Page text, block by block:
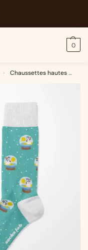
0
> Chaussettes hautes